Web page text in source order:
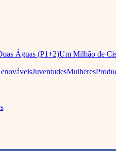
Águas (P1+2)Um Milhão de
JuventudesMulheres